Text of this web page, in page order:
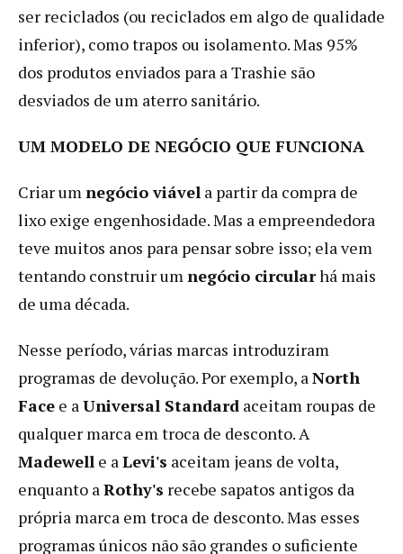
ser reciclados (ou reciclados em algo de qualidade
inferior), como trapos ou isolamento. Mas 95%
dos produtos enviados para a Trashie são
desviados de um aterro sanitário.
UM MODELO DE NEGÓCIO QUE FUNCIONA
Criar umnegócio viável a partir da compra de
lixo exige engenhosidade. Mas a empreendedora
teve muitos anos para pensar sobre isso; ela vem
tentando construir umnegócio circularhá mais
de uma década.
Nesse período, várias marcas introduziram
programas de devolução. Por exemplo, aNorth
Face e aUniversal Standard aceitam roupas de
qualquer marca em troca de desconto. A
Madewell e aLevi's aceitam jeans de volta,
enquanto aRothy's recebe sapatos antigos da
própria marca em troca de desconto. Mas esses
programas únicos não são grandes o suficiente